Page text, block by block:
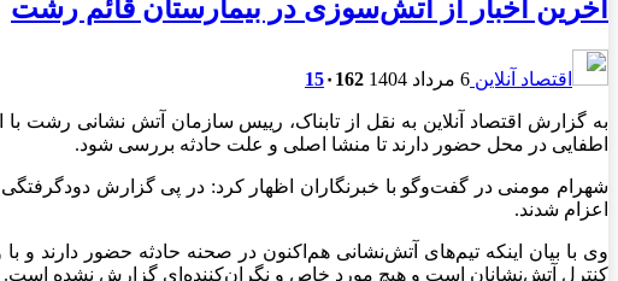
آخرین اخبار از آتش‌‌سوزی در بیمارستان قائم رشت
اقتصاد آنلاین 6 مرداد 1404 15۰ 162
اطفایی در محل حضور دارند تا منشا اصلی و علت حادثه بررسی شود.
اعزام شدند.
وی با بیان اینکه تیم‌های آتش‌نشانی هم‌اکنون در صحنه حادثه حضور
کنترل آتش‌نشانان است و هیچ مورد خاص و نگران‌کننده‌ای گزارش نشده است.